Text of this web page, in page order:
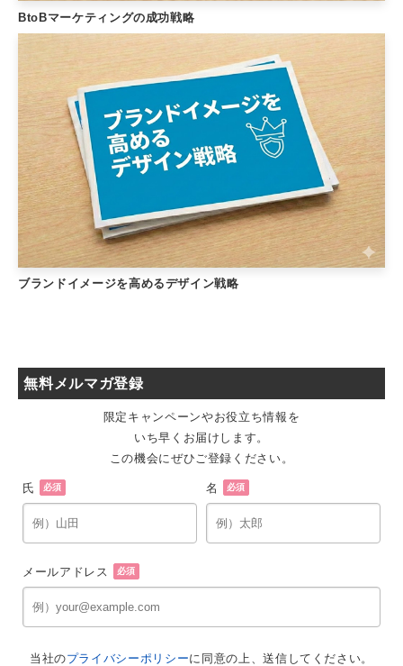
BtoBマーケティングの成功戦略
ブランドイメージを高めるデザイン戦略
無料メルマガ登録
限定キャンペーンやお役立ち情報を
いち早くお届けします。
この機会にぜひご登録ください。
氏 必須 名 必須
メールアドレス 必須
当社のプライバシーポリシーに同意の上、送信してください。